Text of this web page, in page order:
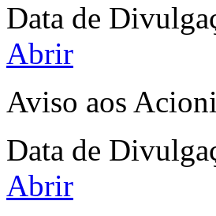
Data de
Abrir
Aviso aos
Data de
Abrir